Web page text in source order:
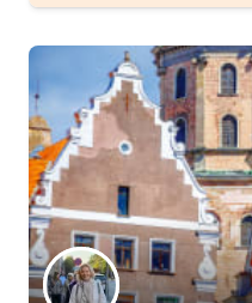
Favori yerel